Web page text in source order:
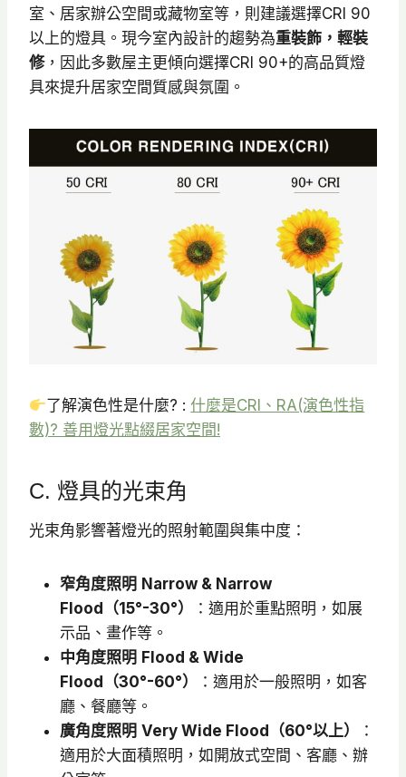
室、居家辦公空間或藏物室等，則建議選擇CRI 90
以上的燈具。​現今室內設計的趨勢為重裝飾，輕裝
修，因此多數屋主更傾向選擇CRI 90+的高品質燈
具來提升居家空間質感與氛圍。
了解演色性是什麼? : 什麼是CRI、RA(演色性指
數)? 善用燈光點綴居家空間!
C. 燈具的光束角
光束角影響著燈光的照射範圍與集中度：​
窄角度照明 Narrow & Narrow
Flood（15°-30°）
：​適用於重點照明，如展
示品、畫作等。
中角度照明 Flood & Wide
Flood（30°-60°）
：​適用於一般照明，如客
廳、餐廳等。
廣角度照明 Very Wide Flood（60°以上）
：​
適用於大面積照明，如開放式空間、客廳、辦